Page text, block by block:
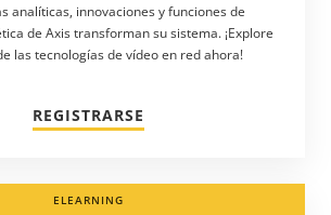
analíticas, innovaciones y funciones de
de Axis transforman su sistema. ¡Explore
las tecnologías de vídeo en red ahora!
REGISTRARSE
ELEARNING